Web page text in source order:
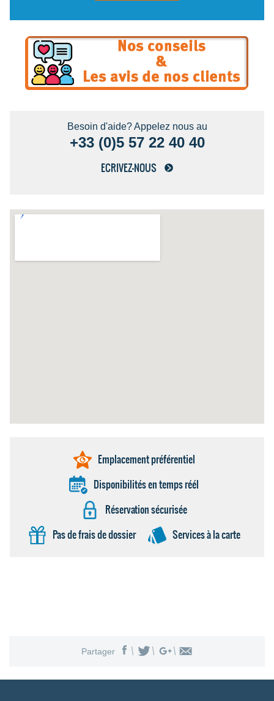
Besoin d'aide? Appelez nous au
+33 (0)5 57 22 40 40
ECRIVEZ-NOUS
Emplacement préférentiel
Disponibilités en temps réél
Réservation sécurisée
Pas de frais de dossier
Services à la carte
Partager